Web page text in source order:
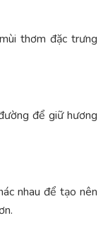
thơm đặc trưng
để giữ hương
nhau để tạo nên